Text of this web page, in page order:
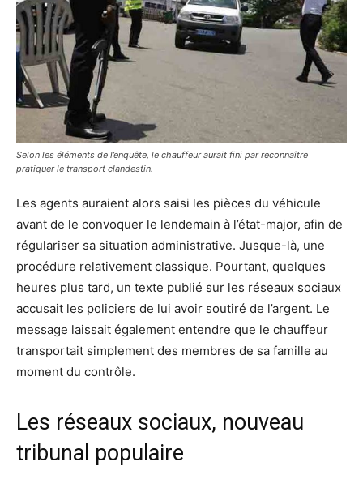
Selon les éléments de l’enquête, le chauffeur aurait fini par reconnaître
pratiquer le transport clandestin.
Les agents auraient alors saisi les pièces du véhicule
avant de le convoquer le lendemain à l’état-major, afin de
régulariser sa situation administrative. Jusque-là, une
procédure relativement classique. Pourtant, quelques
heures plus tard, un texte publié sur les réseaux sociaux
accusait les policiers de lui avoir soutiré de l’argent. Le
message laissait également entendre que le chauffeur
transportait simplement des membres de sa famille au
moment du contrôle.
Les réseaux sociaux, nouveau
tribunal populaire